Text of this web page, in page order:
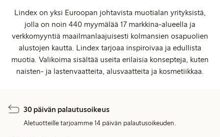
Lindex on yksi Euroopan johtavista muotialan yrityksistä,
jolla on noin 440 myymälää 17 markkina-alueella ja
verkkomyyntiä maailmanlaajuisesti kolmansien osapuolien
alustojen kautta. Lindex tarjoaa inspiroivaa ja edullista
muotia. Valikoima sisältää useita erilaisia konsepteja, kuten
naisten- ja lastenvaatteita, alusvaatteita ja kosmetiikkaa.
30 päivän palautusoikeus
Aletuotteille tarjoamme 14 päivän palautusoikeuden.